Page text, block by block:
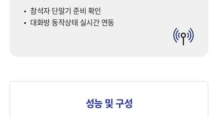
참석자 단말기 준비 확인
대화방 동작상태 실시간 연동
성능 및 구성